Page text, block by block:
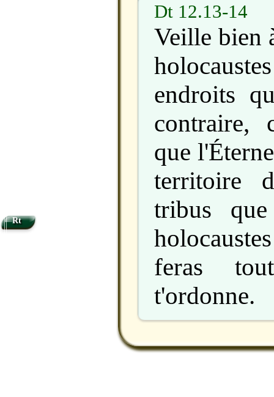
Dt 12.13-14
Veille bien
endroits
contraire,
que
territoire
tribus
feras
t'ordonne.
Rt